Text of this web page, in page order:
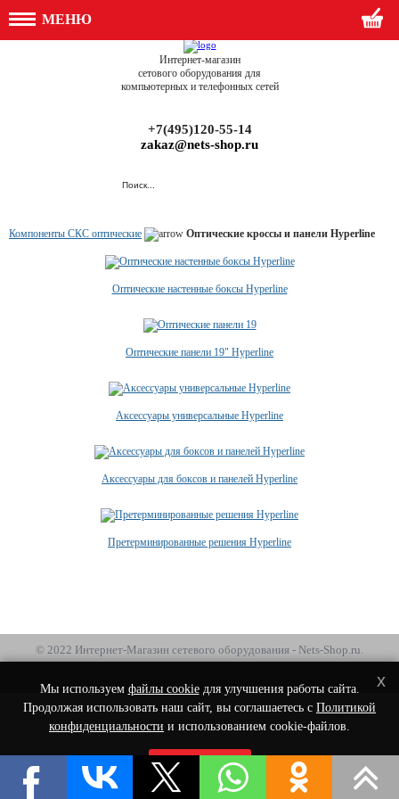
МЕНЮ
Мы используем файлы cookieдля улучшения работы сайта.
Продолжая использовать наш сайт, вы соглашаетесь с Политикой
конфиденциальности и использованием cookie-файлов.
Принять
x
Интернет-магазин
сетового оборудования для
компьютерных и телефонных сетей
+7(495)120-55-14
zakaz@nets-shop.ru
Компоненты СКС оптические Оптические кроссы и панели Hyperline
Оптические настенные боксы Hyperline
Оптические панели 19" Hyperline
Аксессуары универсальные Hyperline
Аксессуары для боксов и панелей Hyperline
Претерминированные решения Hyperline
© 2022 Интернет-Магазин сетевого оборудования - Nets-Shop.ru.